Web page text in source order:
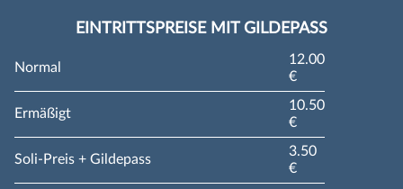
EINTRITTSPREISE MIT GILDEPASS
Normal
12.00
€
Ermäßigt
10.50
€
Soli-Preis + Gildepass
3.50
€